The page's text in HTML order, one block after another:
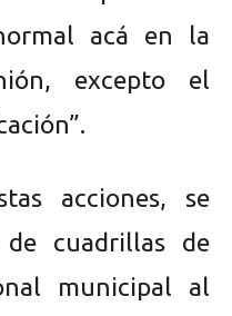
acá en la
excepto el
acciones, se
cuadrillas de
municipal al